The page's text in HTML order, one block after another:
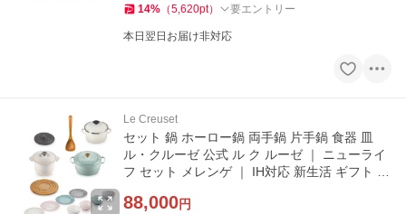
14% （5,620pt） 要エントリー
本日翌日お届け非対応
Le Creuset
セット 鍋 ホーロー鍋 両手鍋 片手鍋 食器 皿
ル・クルーゼ 公式 ル ク ルーゼ ｜ ニューライ
フ セット メレンゲ ｜ IH対応 新生活 ギフト 特
88,000円